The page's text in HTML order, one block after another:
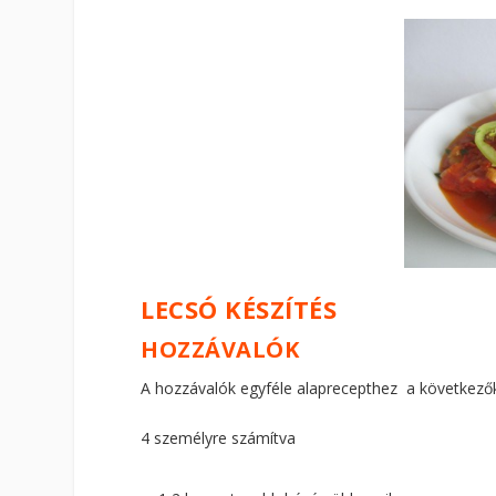
LECSÓ KÉSZÍTÉS
HOZZÁVALÓK
A hozzávalók egyféle alaprecepthez a
4 személyre számítva